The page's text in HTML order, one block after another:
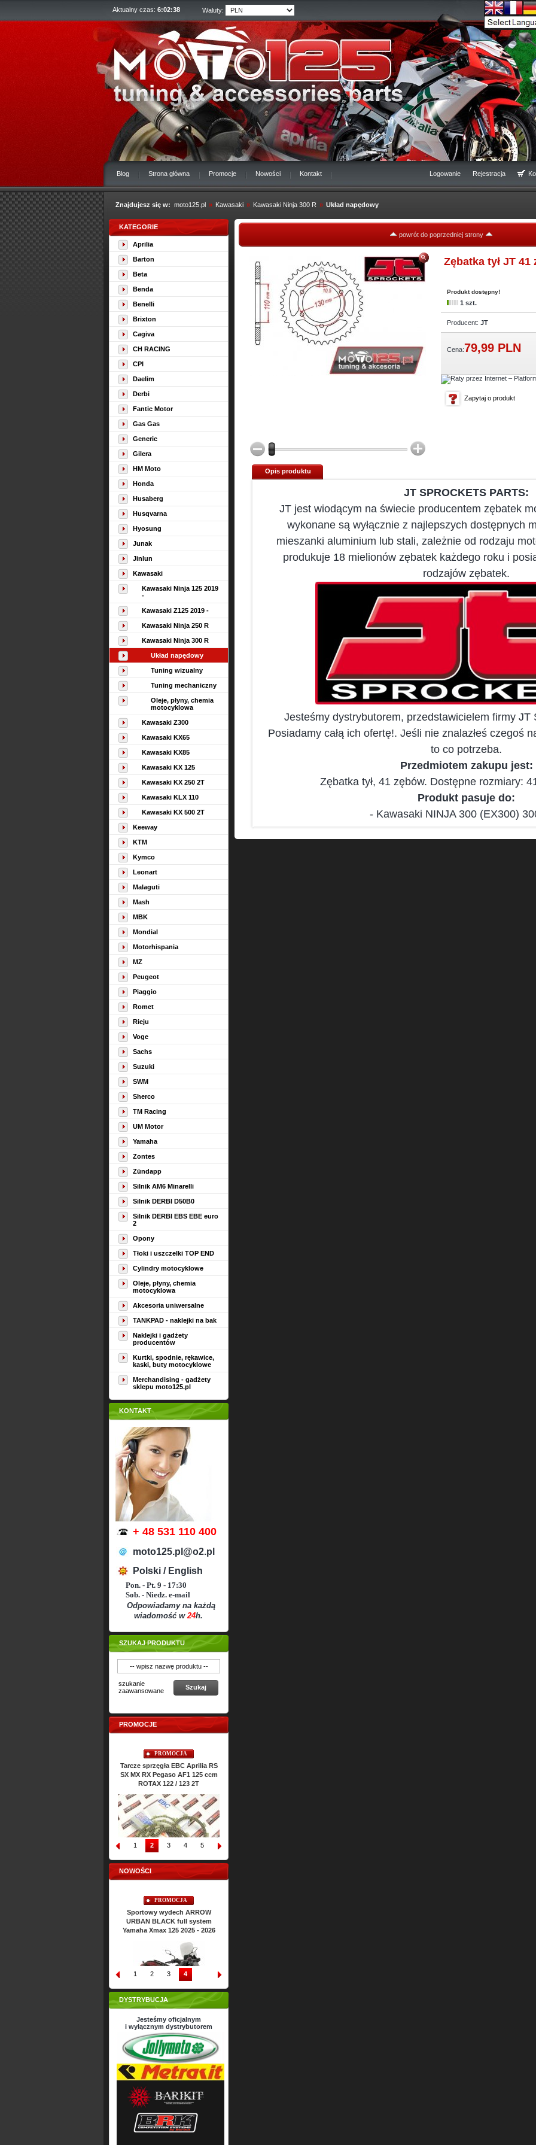
Aktualny czas: 6:02:39 Waluty:
Blog Strona główna Promocje Nowości Kontakt Logowanie Rejestracja
Znajdujesz się w: moto125.pl » Kawasaki » Kawasaki Ninja 300 R » Układ napędowy
KATEGORIE
Aprilia
Barton
Beta
Benda
Benelli
Brixton
Cagiva
CH RACING
CPI
Daelim
Derbi
Fantic Motor
Gas Gas
Generic
Gilera
HM Moto
Honda
Husaberg
Husqvarna
Hyosung
Junak
Jinlun
Kawasaki
Kawasaki Ninja 125 2019
-
Kawasaki Z125 2019 -
Kawasaki Ninja 250 R
Kawasaki Ninja 300 R
Układ napędowy
Tuning wizualny
Tuning mechaniczny
Oleje, płyny, chemia
motocyklowa
Kawasaki Z300
Kawasaki KX65
Kawasaki KX85
Kawasaki KX 125
Kawasaki KX 250 2T
Kawasaki KLX 110
Kawasaki KX 500 2T
Keeway
KTM
Kymco
Leonart
Malaguti
Mash
MBK
Mondial
Motorhispania
MZ
Peugeot
Piaggio
Romet
Rieju
Voge
Sachs
Suzuki
SWM
Sherco
TM Racing
UM Motor
Yamaha
Zontes
Zündapp
Silnik AM6 Minarelli
Silnik DERBI D50B0
Silnik DERBI EBS EBE euro
2
Opony
Tłoki i uszczelki TOP END
Cylindry motocyklowe
Oleje, płyny, chemia
motocyklowa
Akcesoria uniwersalne
TANKPAD - naklejki na bak
Naklejki i gadżety
producentów
Kurtki, spodnie, rękawice,
kaski, buty motocyklowe
Merchandising - gadżety
sklepu moto125.pl
KONTAKT
+ 48 531 110 400
moto125.pl@o2.pl
Polski / English
Pon. - Pt. 9 - 17:30
Sob. - Niedz. e-mail
Odpowiadamy na każdą
wiadomość w24h.
SZUKAJ PRODUKTU
szukanie
zaawansowane
Szukaj
PROMOCJE
PROMOCJA
Tarcze sprzęgła EBC Aprilia RS
SX MX RX Pegaso AF1 125 ccm
ROTAX 122 / 123 2T
Cena:224,10PLN
1 2 3 4 5 6
NOWOŚCI
PROMOCJA
Sportowy wydech ARROW
URBAN BLACK full system
Yamaha Xmax 125 2025 - 2026
Cena:2426,63PLN
2696,26 PLN
1 2 3 4
DYSTRYBUCJA
Jesteśmy oficjalnym
i wyłącznym dystrybutorem
powrót do poprzedniej strony
Zębatka tył JT 41
Produkt dostępny!
1 szt.
Producent: JT
Cena:79,99 PLN
Zapytaj o produkt
Opis produktu
JT SPROCKETS PARTS:
JT jest wiodącym na świecie producentem zębatek
wykonane są wyłącznie z najlepszych dostępnych
mieszanki aluminium lub stali, zależnie od rodzaju
produkuje 18 mielionów zębatek każdego roku i
rodzajów zębatek.
Jesteśmy dystrybutorem, przedstawicielem firmy JT
Posiadamy całą ich ofertę!. Jeśli nie znalazłeś czegoś
to co potrzeba.
Przedmiotem zakupu jest:
Zębatka tył, 41 zębów. Dostępne rozmiary:
Produkt pasuje do:
- Kawasaki NINJA 300 (EX300)